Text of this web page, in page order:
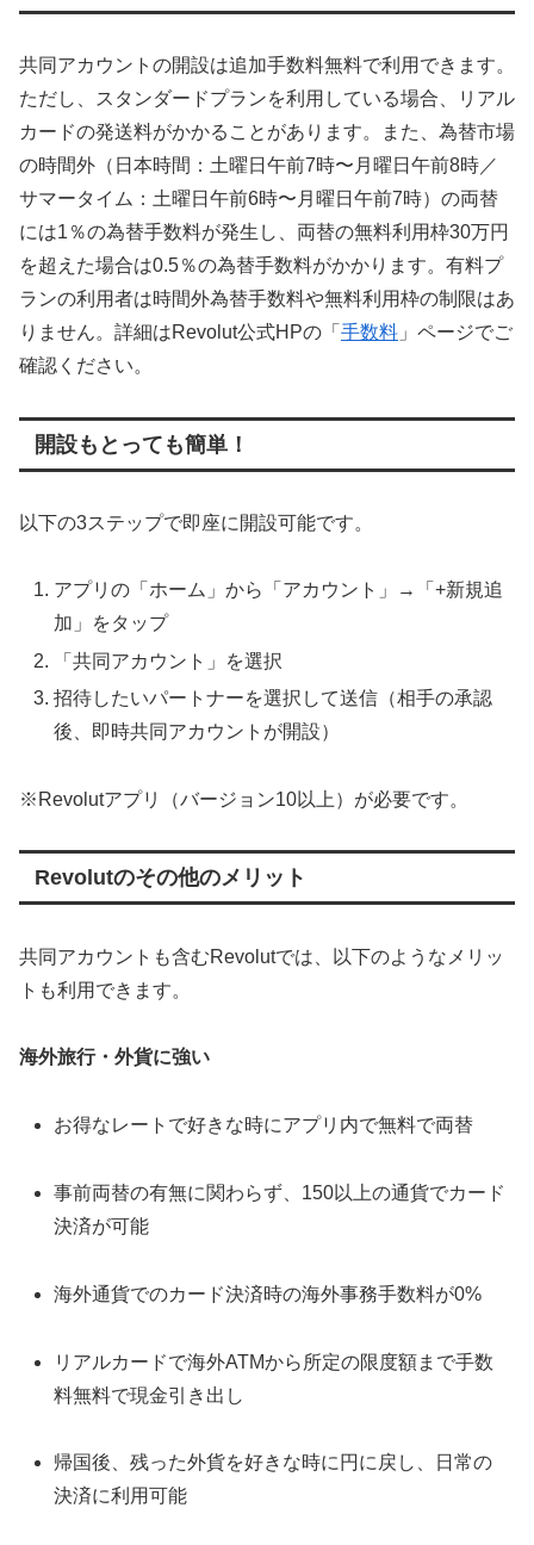
共同アカウントの開設は追加手数料無料で利用できます。
ただし、スタンダードプランを利用している場合、リアル
カードの発送料がかかることがあります。また、為替市場
の時間外（日本時間：土曜日午前7時〜月曜日午前8時／
サマータイム：土曜日午前6時〜月曜日午前7時）の両替
には1％の為替手数料が発生し、両替の無料利用枠30万円
を超えた場合は0.5％の為替手数料がかかります。有料プ
ランの利用者は時間外為替手数料や無料利用枠の制限はあ
りません。詳細はRevolut公式HPの「 手数料 」ページでご
確認ください。
開設もとっても簡単！
以下の3ステップで即座に開設可能です。
アプリの「ホーム」から「アカウント」→「+新規追
加」をタップ
「共同アカウント」を選択
招待したいパートナーを選択して送信（相手の承認
後、即時共同アカウントが開設）
※Revolutアプリ（バージョン10以上）が必要です。
Revolutのその他のメリット
共同アカウントも含むRevolutでは、以下のようなメリッ
トも利用できます。
海外旅行・外貨に強い
お得なレートで好きな時にアプリ内で無料で両替
事前両替の有無に関わらず、150以上の通貨でカード
決済が可能
海外通貨でのカード決済時の海外事務手数料が0%
リアルカードで海外ATMから所定の限度額まで手数
料無料で現金引き出し
帰国後、残った外貨を好きな時に円に戻し、日常の
決済に利用可能